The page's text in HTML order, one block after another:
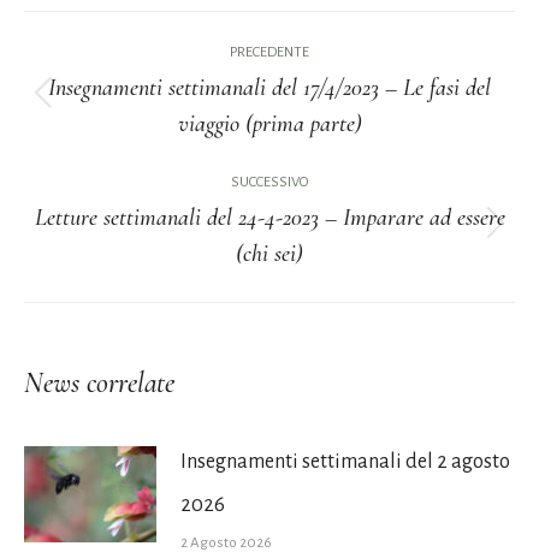
tra
PRECEDENTE
Post
Insegnamenti settimanali del 17/4/2023 – Le fasi del
viaggio (prima parte)
SUCCESSIVO
Prossimo
Letture settimanali del 24-4-2023 – Imparare ad essere
(chi sei)
News correlate
Insegnamenti settimanali del 2 agosto
2026
2 Agosto 2026